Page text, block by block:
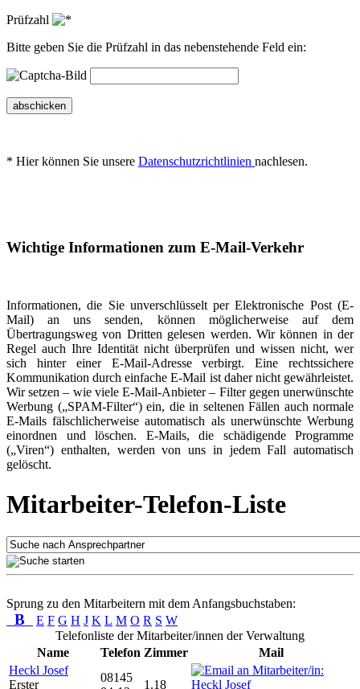
Prüfzahl
Bitte geben Sie die Prüfzahl in das nebenstehende Feld ein:
abschicken
* Hier können Sie unsere Datenschutzrichtlinien nachlesen.
Wichtige Informationen zum E-Mail-Verkehr
Informationen, die Sie unverschlüsselt per Elektronische Post (E-
Mail) an uns senden, können möglicherweise auf dem
Übertragungsweg von Dritten gelesen werden. Wir können in der
Regel auch Ihre Identität nicht überprüfen und wissen nicht, wer
sich hinter einer E-Mail-Adresse verbirgt. Eine rechtssichere
Kommunikation durch einfache E-Mail ist daher nicht gewährleistet.
Wir setzen – wie viele E-Mail-Anbieter – Filter gegen unerwünschte
Werbung („SPAM-Filter“) ein, die in seltenen Fällen auch normale
E-Mails fälschlicherweise automatisch als unerwünschte Werbung
einordnen und löschen. E-Mails, die schädigende Programme
(„Viren“) enthalten, werden von uns in jedem Fall automatisch
gelöscht.
Mitarbeiter-Telefon-Liste
Sprung zu den Mitarbeitern mit dem Anfangsbuchstaben:
B E F G H J K L M O R S W
Telefonliste der Mitarbeiter/innen der Verwaltung
Name
Telefon Zimmer
Mail
Heckl Josef
Erster
08145
1.18